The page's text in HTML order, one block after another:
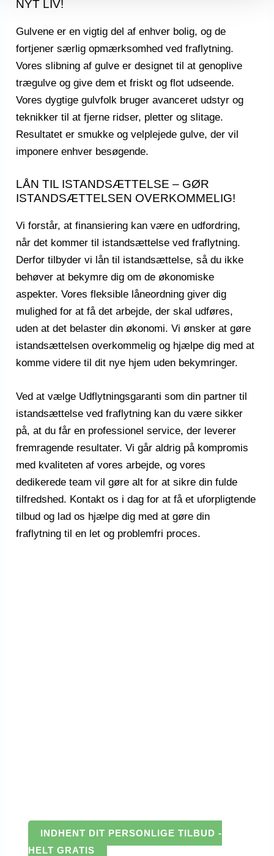
NYT LIV!
Gulvene er en vigtig del af enhver bolig, og de
fortjener særlig opmærksomhed ved fraflytning.
Vores slibning af gulve er designet til at genoplive
trægulve og give dem et friskt og flot udseende.
Vores dygtige gulvfolk bruger avanceret udstyr og
teknikker til at fjerne ridser, pletter og slitage.
Resultatet er smukke og velplejede gulve, der vil
imponere enhver besøgende.
LÅN TIL ISTANDSÆTTELSE – GØR
ISTANDSÆTTELSEN OVERKOMMELIG!
Vi forstår, at finansiering kan være en udfordring,
når det kommer til istandsættelse ved fraflytning.
Derfor tilbyder vi lån til istandsættelse, så du ikke
behøver at bekymre dig om de økonomiske
aspekter. Vores fleksible låneordning giver dig
mulighed for at få det arbejde, der skal udføres,
uden at det belaster din økonomi. Vi ønsker at gøre
istandsættelsen overkommelig og hjælpe dig med at
komme videre til dit nye hjem uden bekymringer.
Ved at vælge Udflytningsgaranti som din partner til
istandsættelse ved fraflytning kan du være sikker
på, at du får en professionel service, der leverer
fremragende resultater. Vi går aldrig på kompromis
med kvaliteten af vores arbejde, og vores
dedikerede team vil gøre alt for at sikre din fulde
tilfredshed. Kontakt os i dag for at få et uforpligtende
tilbud og lad os hjælpe dig med at gøre din
fraflytning til en let og problemfri proces.
INDHENT DIT PERSONLIGE TILBUD -
HELT GRATIS